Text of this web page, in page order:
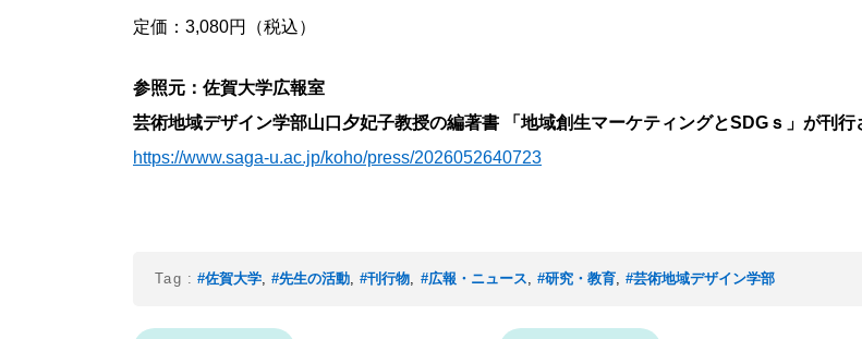
定価：3,080円（税込）
参照元：佐賀大学広報室
芸術地域デザイン学部山口夕妃子教授の編著書 「地域創生マーケティングとSDGｓ」が刊行
https://www.saga-u.ac.jp/koho/press/2026052640723
Tag : #佐賀大学, #先生の活動, #刊行物, #広報・ニュース, #研究・教育, #芸術地域デザイン学部